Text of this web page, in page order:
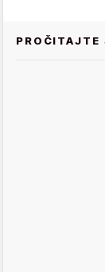
PROČITAJTE